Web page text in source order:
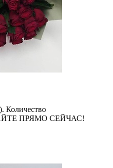
Количество
ПРЯМО СЕЙЧАС!